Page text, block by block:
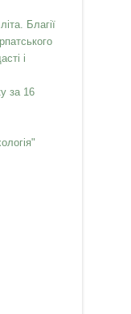
Благії
і
за 16